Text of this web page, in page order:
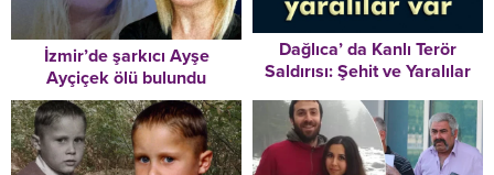
İzmir’de şarkıcı Ayşe
Ayçiçek ölü bulundu
Dağlıca’ da Kanlı Terör
Saldırısı: Şehit ve Yaralılar